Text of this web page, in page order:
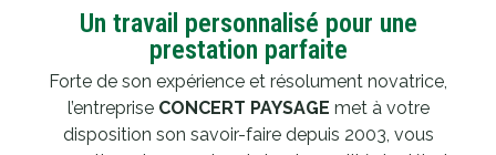
Un travail personnalisé pour une
prestation parfaite
Forte de son expérience et résolument novatrice,
l’entreprise CONCERT PAYSAGE met à votre
disposition son savoir-faire depuis 2003, vous